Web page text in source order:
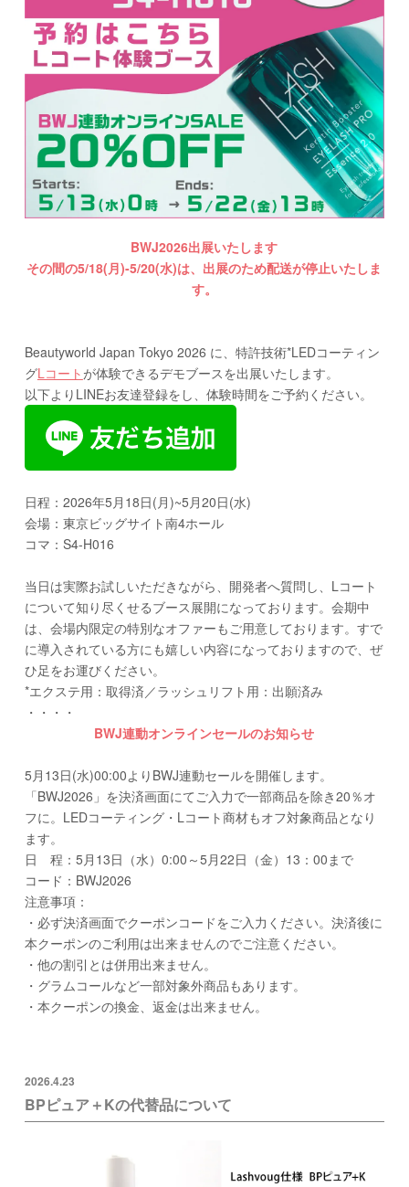
BWJ2026出展いたします
その間の5/18(月)-5/20(水)は、出展のため配送が停止いたしま
す。
Beautyworld Japan Tokyo 2026 に、特許技術*LEDコーティン
グLコート が体験できるデモブースを出展いたします。
以下よりLINEお友達登録をし、体験時間をご予約ください。
日程：2026年5月18日(月)~5月20日(水)
会場：東京ビッグサイト南4ホール
コマ：S4-H016
当日は実際お試しいただきながら、開発者へ質問し、Lコート
について知り尽くせるブース展開になっております。会期中
は、会場内限定の特別なオファーもご用意しております。すで
に導入されている方にも嬉しい内容になっておりますので、ぜ
ひ足をお運びください。
*エクステ用：取得済／ラッシュリフト用：出願済み
・・・・
BWJ連動オンラインセールのお知らせ
5月13日(水)00:00よりBWJ連動セールを開催します。
「BWJ2026」を決済画面にてご入力で一部商品を除き20％オ
フに。LEDコーティング・Lコート商材もオフ対象商品となり
ます。
日 程：5月13日（水）0:00～5月22日（金）13：00まで
コード：BWJ2026
注意事項：
・必ず決済画面でクーポンコードをご入力ください。決済後に
本クーポンのご利用は出来ませんのでご注意ください。
・他の割引とは併用出来ません。
・グラムコールなど一部対象外商品もあります。
・本クーポンの換金、返金は出来ません。
2026.4.23
BPピュア＋Kの代替品について